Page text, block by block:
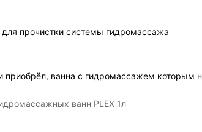
прочистки системы гидромассажа
приобрëл, ванна с гидромассажем которым
ванн PLEX 1л